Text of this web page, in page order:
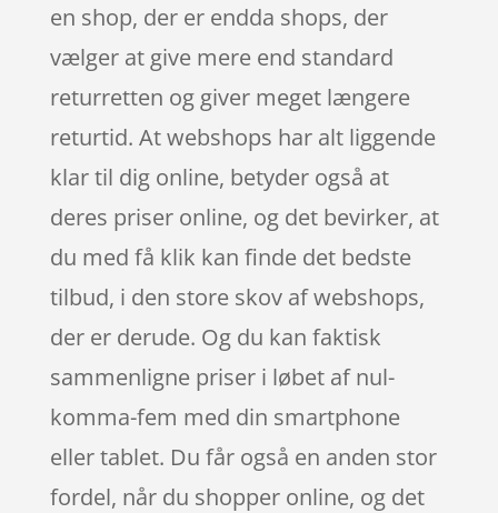
en shop, der er endda shops, der
vælger at give mere end standard
returretten og giver meget længere
returtid. At webshops har alt liggende
klar til dig online, betyder også at
deres priser online, og det bevirker, at
du med få klik kan finde det bedste
tilbud, i den store skov af webshops,
der er derude. Og du kan faktisk
sammenligne priser i løbet af nul-
komma-fem med din smartphone
eller tablet. Du får også en anden stor
fordel, når du shopper online, og det